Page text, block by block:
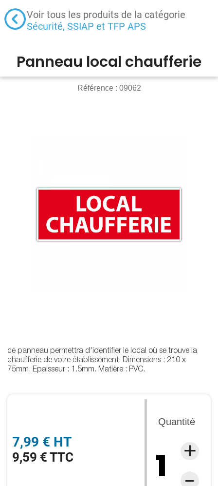
Voir tous les produits de la catégorie
Sécurité, SSIAP et TFP APS
Panneau local chaufferie
Référence : 09062
7,99 € HT
9,59 € TTC
Quantité
ce panneau permettra d'identifier le local où se trouve la
chaufferie de votre établissement. Dimensions : 210 x
75mm. Epaisseur : 1.5mm. Matière : PVC.